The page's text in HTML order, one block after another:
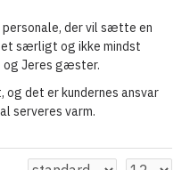
der vil sætte en
særligt og ikke mindst
og Jeres gæster.
det er kundernes ansvar
serveres varm.